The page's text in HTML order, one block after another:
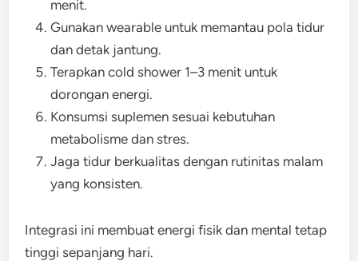
menit.
Gunakan wearable untuk memantau pola tidur
dan detak jantung.
Terapkan cold shower 1–3 menit untuk
dorongan energi.
Konsumsi suplemen sesuai kebutuhan
metabolisme dan stres.
Jaga tidur berkualitas dengan rutinitas malam
yang konsisten.
Integrasi ini membuat energi fisik dan mental tetap
tinggi sepanjang hari.